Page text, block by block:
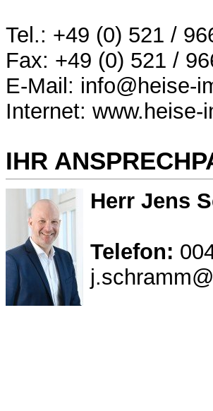
Tel.: +49 (0) 521 /
Fax: +49 (0) 521 /
E-Mail: info@heise-
Internet: www.heise-
IHR
Herr Jens
Telefon: